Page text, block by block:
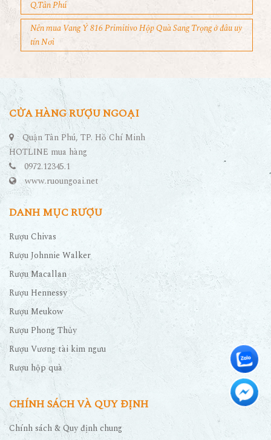
Q.Tân Phú
Nên mua Vang Ý 816 Primitivo Hộp Quà Sang Trọng ở đâu uy
tín Nơi
CỬA HÀNG RƯỢU NGOẠI
Quận Tân Phú, TP. Hồ Chí Minh
HOTLINE mua hàng
0972.12345.1
www.ruoungoai.net
DANH MỤC RƯỢU
Rượu Chivas
Rượu Johnnie Walker
Rượu Macallan
Rượu Hennessy
Rượu Meukow
Rượu Phong Thủy
Rượu Vương tài kim ngưu
Rượu hộp quà
CHÍNH SÁCH VÀ QUY ĐỊNH
Chính sách & Quy định chung